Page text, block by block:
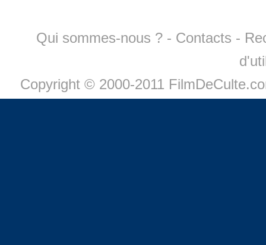
Qui sommes-nous ? - Contacts -
Copyright © 2000-2011